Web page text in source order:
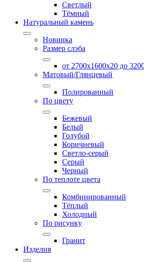
Светлый
Тёмный
Натуральный камень
Новинка
Размер слэба
от 2700х1600х20 до
Матовый/Глянцевый
Полированный
По цвету
Бежевый
Белый
Голубой
Коричневый
Светло-серый
Серый
Черный
По теплоте цвета
Комбинированный
Тёплый
Холодный
По рисунку
Гранит
Изделия